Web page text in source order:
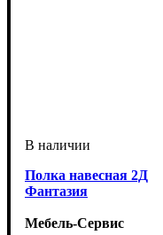
Полка навесная 2Д
Фантазия
Мебель-Сервис